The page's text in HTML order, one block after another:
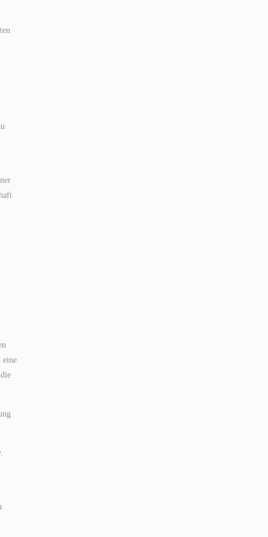
eine